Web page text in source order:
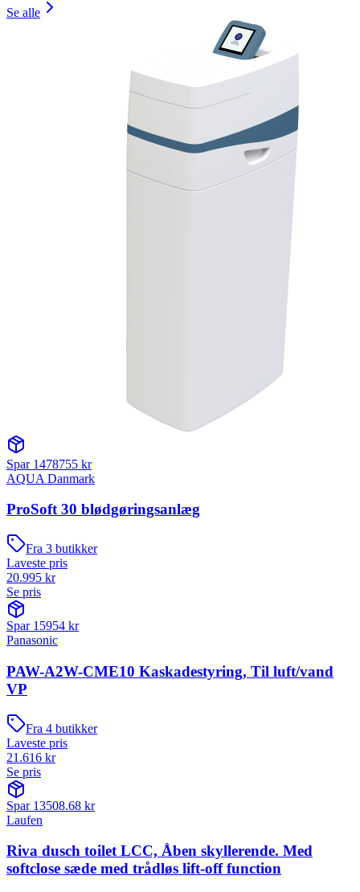
Se alle
Spar 1478755 kr
AQUA Danmark
ProSoft 30 blødgøringsanlæg
Fra 3 butikker
Laveste pris
20.995 kr
Se pris
Spar 15954 kr
Panasonic
PAW-A2W-CME10 Kaskadestyring, Til luft/vand
VP
Fra 4 butikker
Laveste pris
21.616 kr
Se pris
Spar 13508.68 kr
Laufen
Riva dusch toilet LCC, Åben skyllerende. Med
softclose sæde med trådløs lift-off function